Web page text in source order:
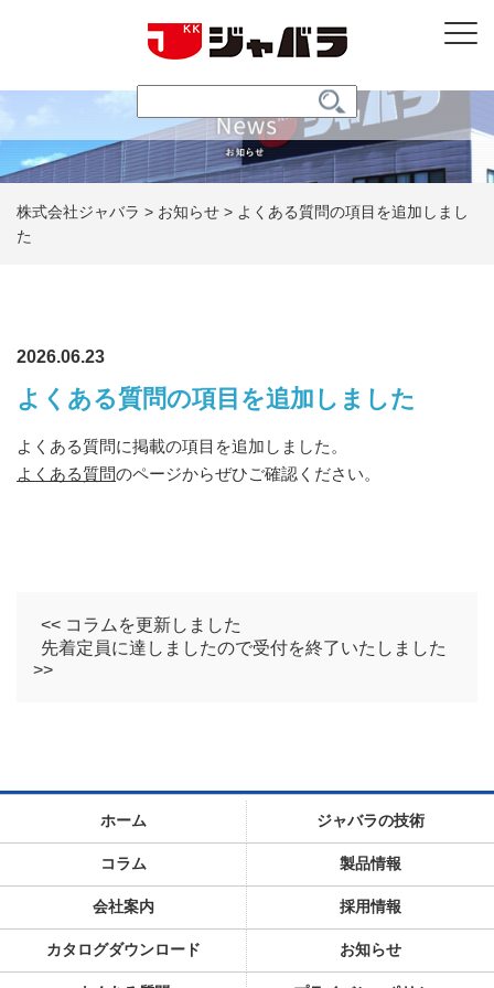
株式会社ジャバラ > お知らせ > よくある質問の項目を追加しまし
た
2026.06.23
よくある質問の項目を追加しました
よくある質問に掲載の項目を追加しました。
よくある質問のページからぜひご確認ください。
<< コラムを更新しました
先着定員に達しましたので受付を終了いたしました
>>
ホーム ジャバラの技術
コラム 製品情報
会社案内 採用情報
カタログダウンロード お知らせ